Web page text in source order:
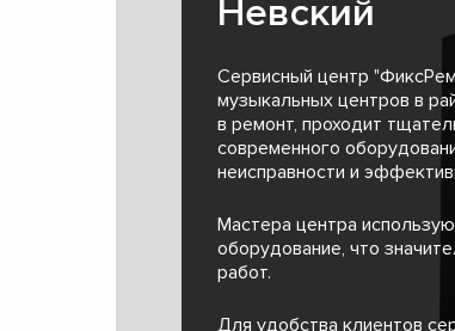
Невский
Сервисный центр
музыкальных центров в
в ремонт, проходит
современного
неисправности и
Мастера центра
оборудование, что
работ.
Для удобства клиентов